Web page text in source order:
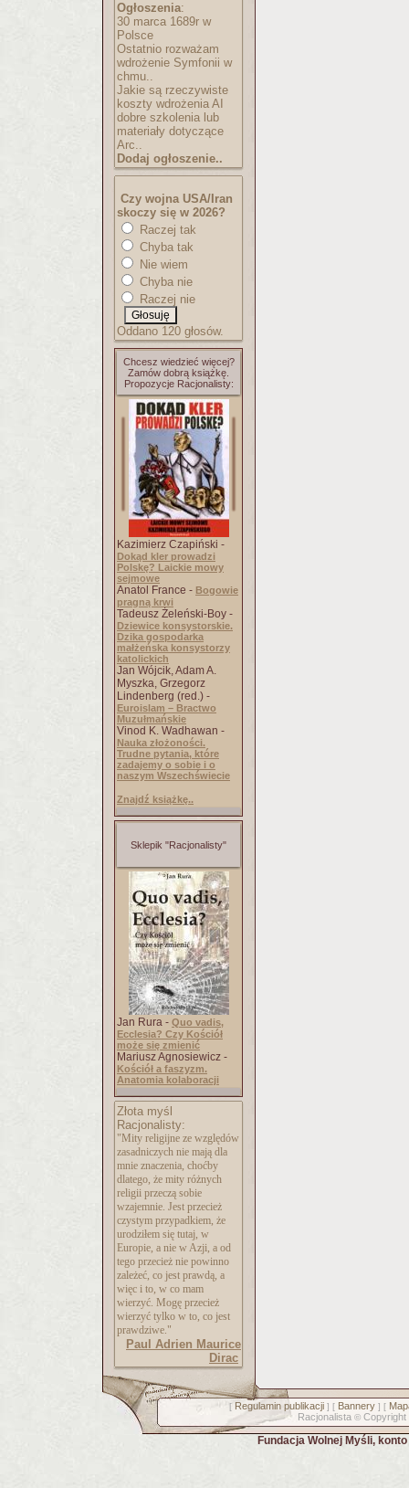
Ogłoszenia:
30 marca 1689r w
Polsce
Ostatnio rozważam
wdrożenie Symfonii w
chmu..
Jakie są rzeczywiste
koszty wdrożenia AI
dobre szkolenia lub
materiały dotyczące
Arc..
Dodaj ogłoszenie..
Czy wojna USA/Iran
skoczy się w 2026?
Raczej tak
Chyba tak
Nie wiem
Chyba nie
Raczej nie
Oddano 120 głosów.
Chcesz wiedzieć więcej?
Zamów dobrą książkę.
Propozycje Racjonalisty:
Kazimierz Czapiński -
Dokąd kler prowadzi
Polskę? Laickie mowy
sejmowe
Anatol France - Bogowie
pragną krwi
Tadeusz Żeleński-Boy -
Dziewice konsystorskie.
Dzika gospodarka
małżeńska konsystorzy
katolickich
Jan Wójcik, Adam A.
Myszka, Grzegorz
Lindenberg (red.) -
Euroislam – Bractwo
Muzułmańskie
Vinod K. Wadhawan -
Nauka złożoności.
Trudne pytania, które
zadajemy o sobie i o
naszym Wszechświecie
Znajdź książkę..
Sklepik "Racjonalisty"
Jan Rura - Quo vadis,
Ecclesia? Czy Kościół
może się zmienić
Mariusz Agnosiewicz -
Kościół a faszyzm.
Anatomia kolaboracji
Złota myśl
Racjonalisty:
"Mity religijne ze względów
zasadniczych nie mają dla
mnie znaczenia, choćby
dlatego, że mity różnych
religii przeczą sobie
wzajemnie. Jest przecież
czystym przypadkiem, że
urodziłem się tutaj, w
Europie, a nie w Azji, a od
tego przecież nie powinno
zależeć, co jest prawdą, a
więc i to, w co mam
wierzyć. Mogę przecież
wierzyć tylko w to, co jest
prawdziwe."
Paul Adrien Maurice
Dirac
[ Regulamin publikacji] [ Bannery] [
Racjonalista © Copyright
Fundacja Wolnej Myśli,